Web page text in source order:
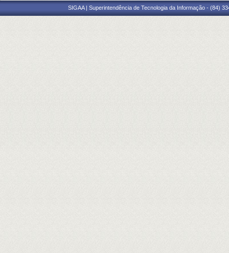
SIGAA | Superintendência de Tecnologia da Informação - (84)